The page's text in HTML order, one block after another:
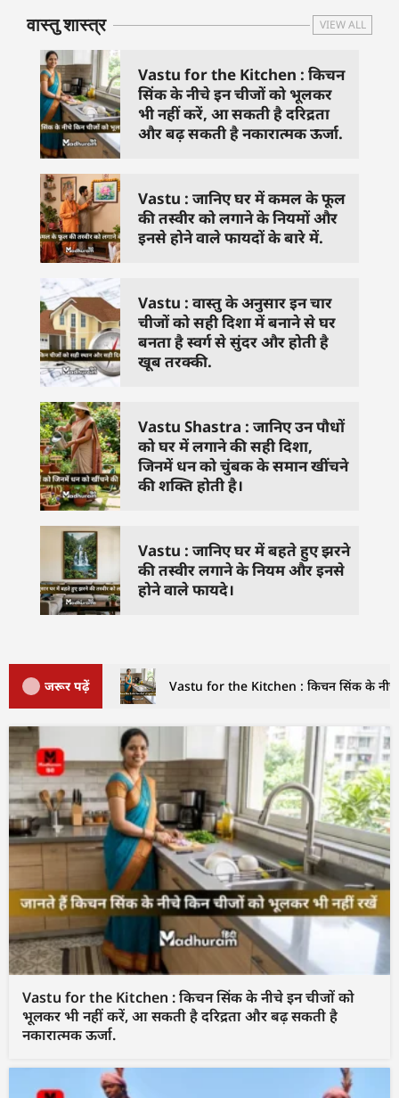
वास्तु शास्त्र VIEW ALL
Vastu for the Kitchen : किचन
सिंक के नीचे इन चीजों को भूलकर
भी नहीं करें, आ सकती है दरिद्रता
और बढ़ सकती है नकारात्मक ऊर्जा.
Vastu : जानिए घर में कमल के फूल
की तस्वीर को लगाने के नियमों और
इनसे होने वाले फायदों के बारे में.
Vastu : वास्तु के अनुसार इन चार
चीजों को सही दिशा में बनाने से घर
बनता है स्वर्ग से सुंदर और होती है
खूब तरक्की.
Vastu Shastra : जानिए उन पौधों
को घर में लगाने की सही दिशा,
जिनमें धन को चुंबक के समान खींचने
की शक्ति होती है।
Vastu : जानिए घर में बहते हुए झरने
की तस्वीर लगाने के नियम और इनसे
होने वाले फायदे।
जरूर पढ़ें Vastu for the Kitchen : किचन सिंक के नीचे
Vastu for the Kitchen : किचन सिंक के नीचे इन चीजों को
भूलकर भी नहीं करें, आ सकती है दरिद्रता और बढ़ सकती है
नकारात्मक ऊर्जा.